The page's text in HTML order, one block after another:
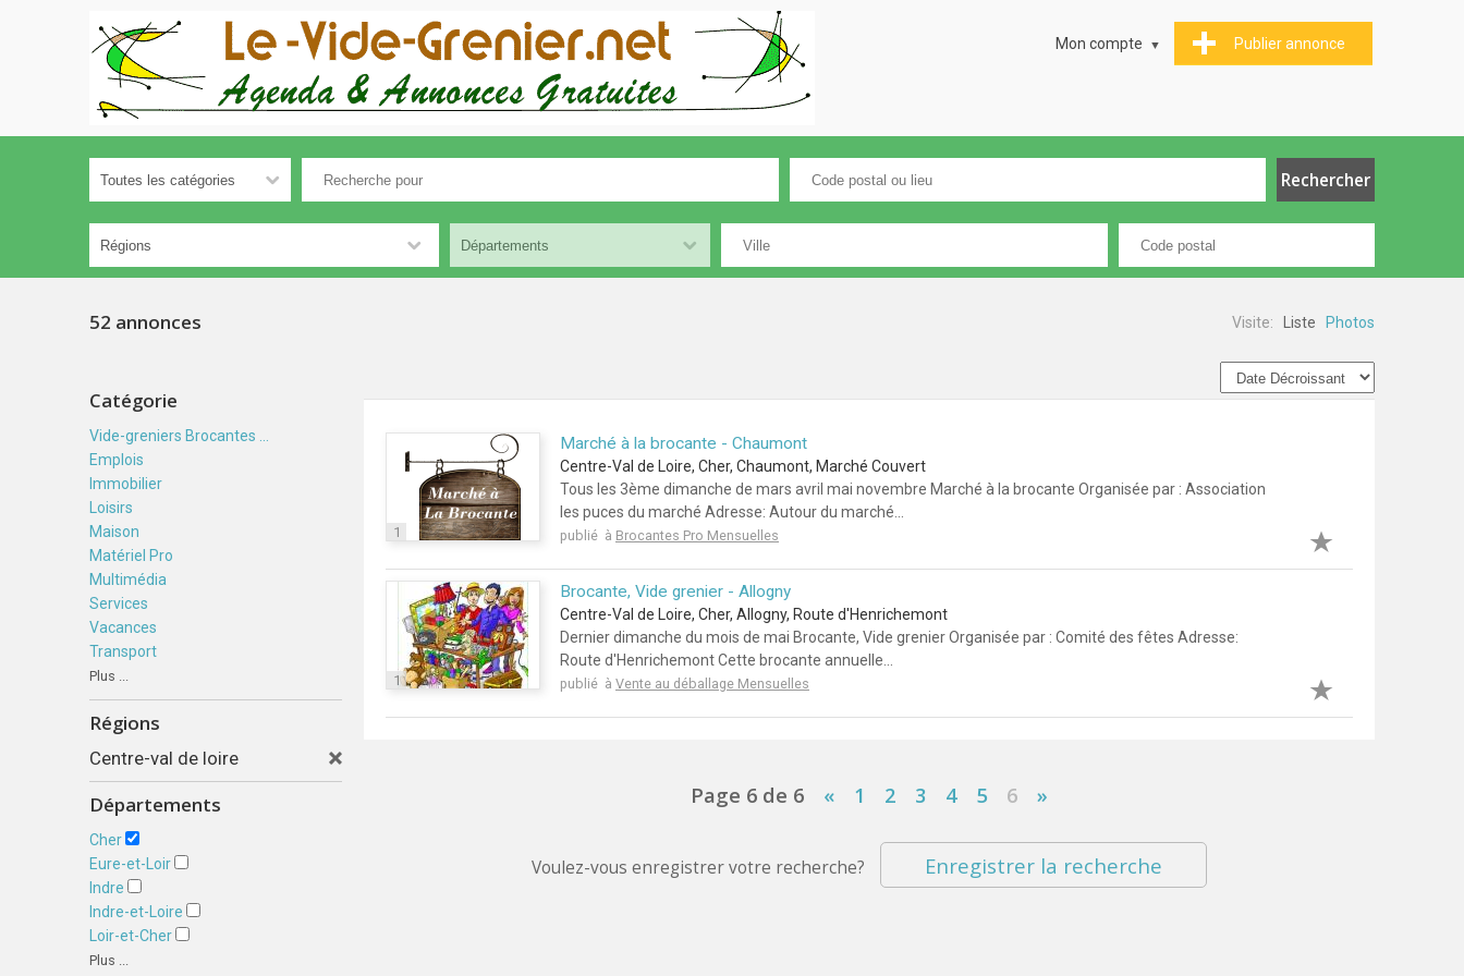
Publier annonce
Mon compte
52 annonces Visite: Liste Photos
Catégorie
Vide-greniers Brocantes ...
Emplois
Immobilier
Loisirs
Maison
Matériel Pro
Multimédia
Services
Vacances
Transport
Plus ...
Régions
Centre-val de loire
Départements
Cher
Eure-et-Loir
Indre
Indre-et-Loire
Loir-et-Cher
Plus ...
1
Marché à la brocante - Chaumont
Centre-Val de Loire, Cher, Chaumont, Marché Couvert
Tous les 3ème dimanche de mars avril mai novembre Marché à la brocante Organisée par : Association
les puces du marché Adresse: Autour du marché...
publié à Brocantes Pro Mensuelles
1
Brocante, Vide grenier - Allogny
Centre-Val de Loire, Cher, Allogny, Route d'Henrichemont
Dernier dimanche du mois de mai Brocante, Vide grenier Organisée par : Comité des fêtes Adresse:
Route d'Henrichemont Cette brocante annuelle...
publié à Vente au déballage Mensuelles
Page 6 de 6 « 1 2 3 4 5 6 »
Voulez-vous enregistrer votre recherche? Enregistrer la recherche